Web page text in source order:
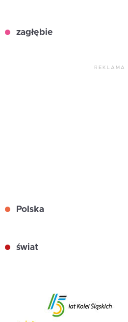
zagłębie
REKLAMA
Polska
świat